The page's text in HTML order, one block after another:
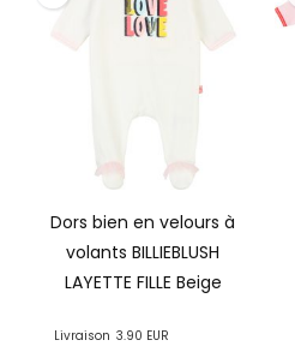
Dors bien en velours à
volants BILLIEBLUSH
LAYETTE FILLE Beige
Livraison 3.90 EUR